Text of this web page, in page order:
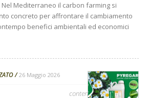
Mediterraneo il carbon farming si
concreto per affrontare il cambiamento
benefici ambientali ed economici
26 Maggio 2026
contenuto sponsorizzato